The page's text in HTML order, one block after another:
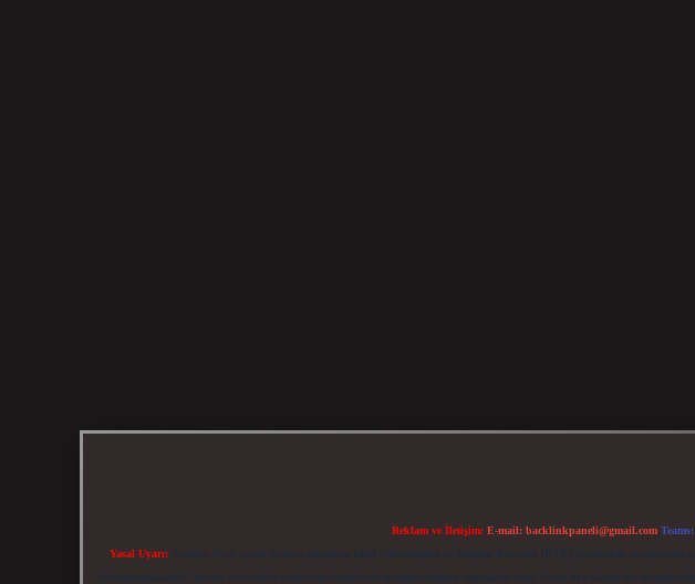
Reklam ve İletişim: E-mail: backlinkpaneli@gmail.com Teams:
Yasal Uyarı: